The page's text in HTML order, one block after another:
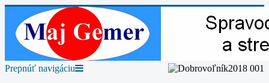
Prepnúť navigáciu